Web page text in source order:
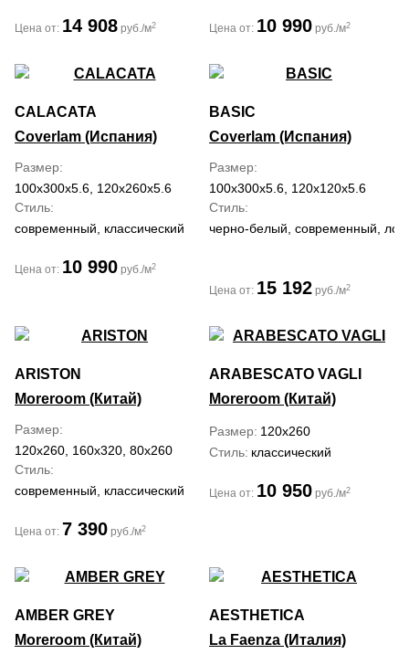
Цена от: 14 908 руб./м2 Цена от: 10 990 руб./м2
CALACATA
Coverlam (Испания)
Размер
100x300x5.6, 120x260x5.6
Стиль
современный, классический
Цена от: 10 990 руб./м2
BASIC
Coverlam (Испания)
Размер
100x300x5.6, 120x120x5.6
Стиль
черно-белый, современный,
Цена от: 15 192 руб./м2
ARISTON
Moreroom (Китай)
Размер
120x260, 160x320, 80x260
Стиль
современный, классический
Цена от: 7 390 руб./м2
ARABESCATO VAGLI
Moreroom (Китай)
Размер 120x260
Стиль классический
Цена от: 10 950 руб./м2
AMBER GREY
Moreroom (Китай)
AESTHETICA
La Faenza (Италия)